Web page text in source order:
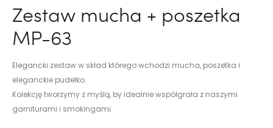
Zestaw mucha + poszetka
MP-63
Elegancki zestaw w skład którego wchodzi mucha, poszetka i
eleganckie pudełko.
Kolekcję tworzymy z myślą, by idealnie współgrała z naszymi
garniturami i smokingami.